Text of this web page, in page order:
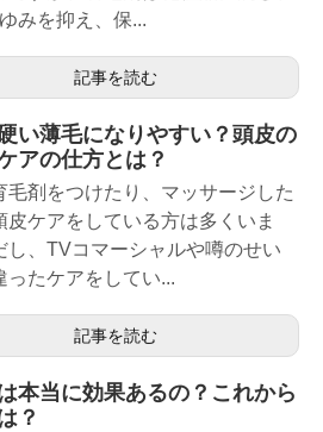
みを抑え、保...
記事を読む
い薄毛になりやすい？頭皮の
アの仕方とは？
毛剤をつけたり、マッサージした
皮ケアをしている方は多くいま
し、TVコマーシャルや噂のせい
ったケアをしてい...
記事を読む
本当に効果あるの？これから
？